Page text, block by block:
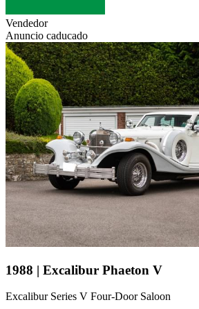
Vendedor
Anuncio caducado
1988 | Excalibur Phaeton V
Excalibur Series V Four-Door Saloon